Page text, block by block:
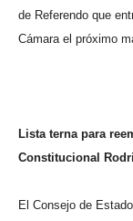
de Referendo que
Cámara el próximo
Lista terna para
Constitucional
El Consejo de